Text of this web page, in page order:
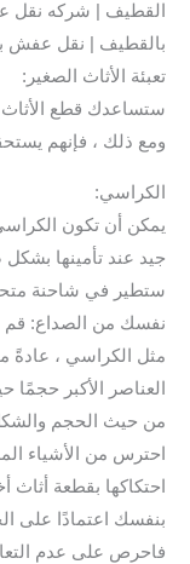
القطيف | شركه
بالقطيف | نقل عفش
تعبئة الأثاث الصغير:
ستساعدك قطع الأثاث
ومع ذلك ، فإنهم
الكراسي:
يمكن أن تكون
جيد عند تأمينها
ستطير في شاحنة
نفسك من الصداع: قم
مثل الكراسي ، عادةً
العناصر الأكبر
من حيث الحجم
احترس من الأشياء
احتكاكها بقطعة
بنفسك اعتمادًا على
فاحرص على عدم